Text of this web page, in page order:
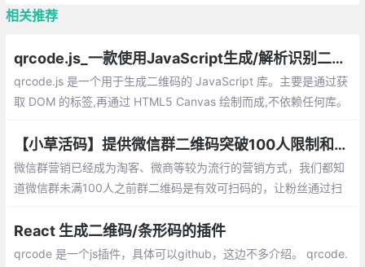
相关推荐
qrcode.js_一款使用JavaScript生成/解析识别二维码的js库
qrcode.js 是一个用于生成二维码的 JavaScript 库。主要是通过获
取 DOM 的标签,再通过 HTML5 Canvas 绘制而成,不依赖任何库。
码等
【小草活码】提供微信群二维码突破100人限制和7天不过期的方法
微信群营销已经成为淘客、微商等较为流行的营销方式，我们都知
道微信群未满100人之前群二维码是有效可扫码的，让粉丝通过扫
法再次扫码进群。必须通过邀请加入的方式
React 生成二维码/条形码的插件
qrcode 是一个js插件，具体可以github，这边不多介绍。 qrcode.